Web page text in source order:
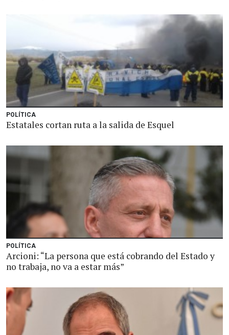
POLÍTICA
Estatales cortan ruta a la salida de Esquel
POLÍTICA
Arcioni: “La persona que está cobrando del Estado y
no trabaja, no va a estar más”